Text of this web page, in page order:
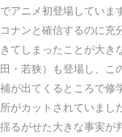
でアニメ初登場していま
コナンと確信するのに充
きてしまったことが大き
田・若狭）も登場し、こ
補が出てくるところで修
所がカットされていまし
揺るがせた大きな事実が